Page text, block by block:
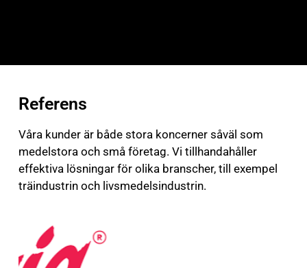
Referens
Våra kunder är både stora koncerner såväl som
medelstora och små företag. Vi tillhandahåller
effektiva lösningar för olika branscher, till exempel
träindustrin och livsmedelsindustrin.